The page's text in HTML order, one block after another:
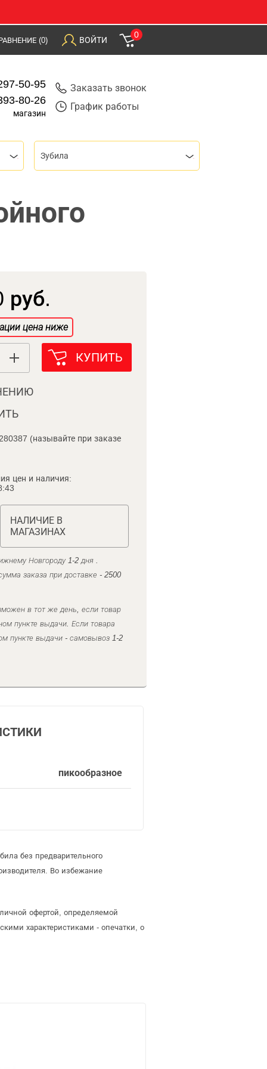
(0) ВОЙТИ
0
50-95
80-26
магазин
Заказать звонок
График работы
Зубила
руб.
цена ниже
КУПИТЬ
(называйте при заказе
цен и наличия:
НАЛИЧИЕ В
МАГАЗИНАХ
Новгороду 1-2 дня .
заказа при доставке - 2500
в тот же день, если товар
пункте выдачи. Если товара
пункте выдачи - самовывоз 1-2
пикообразное
без предварительного
Во избежание
офертой, определяемой
характеристиками - опечатки, о